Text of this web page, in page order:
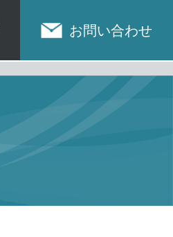
お問い合わせ